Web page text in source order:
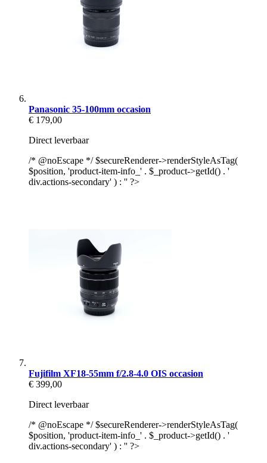
Panasonic 35-100mm occasion
€ 179,00
Direct leverbaar
/* @noEscape */ $secureRenderer->renderStyleAsTag(
$position, 'product-item-info_' . $_product->getId() . '
div.actions-secondary' ) : '' ?>
Fujifilm XF18-55mm f/2.8-4.0 OIS occasion
€ 399,00
Direct leverbaar
/* @noEscape */ $secureRenderer->renderStyleAsTag(
$position, 'product-item-info_' . $_product->getId() . '
div.actions-secondary' ) : '' ?>